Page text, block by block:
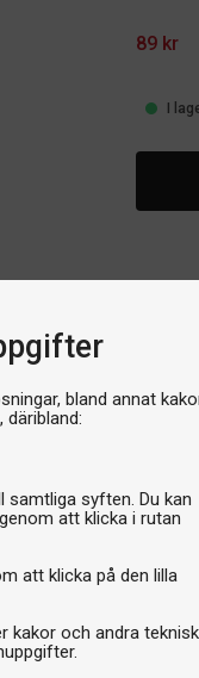
bland annat
samtliga syften. Du kan
att klicka i rutan
att klicka på den lilla
kakor och andra
89 kr
I